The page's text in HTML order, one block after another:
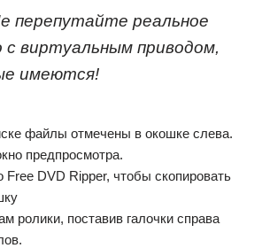
перепутайте реальное
виртуальным приводом,
имеются!
файлы отмечены в окошке слева.
предпросмотра.
ролики, поставив галочки справа